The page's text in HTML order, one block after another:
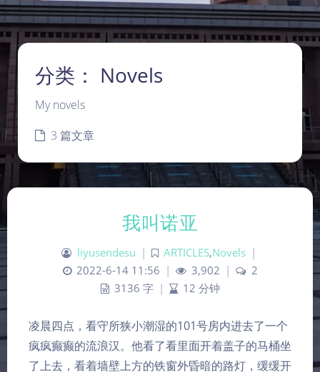
分类： Novels
My novels
3 篇文章
我叫诺亚
liyusendesu | ARTICLES,Novels |
2022-6-14 11:56 | 3,902 |
2
3136 字 | 12 分钟
凌晨四点，看守所狭小潮湿的101号房内进去了一个
疯疯癫癫的流浪汉。他看了看里面开着盖子的马桶坐
了上去，看着墙壁上方的铁窗外昏暗的路灯，缓缓开